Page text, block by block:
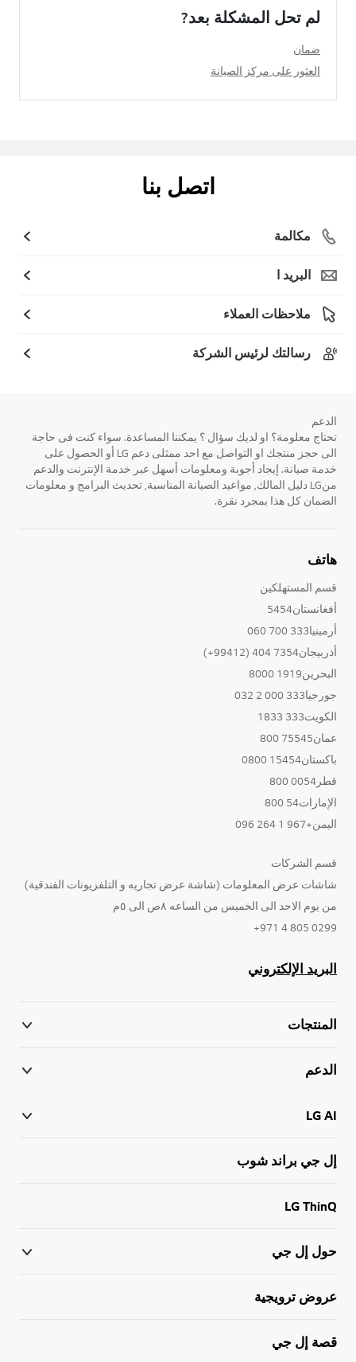
لم تحل المشكلة بعد?
ضمان
العثور على مركز الصيانة
اتصل بنا
مكالمة
البريد ا
ملاحظات العملاء
رسالتك لرئيس الشركة
الدعم
تحتاج معلومة؟ او لديك سؤال ؟ يمكننا المساعدة. سواء كنت فى حاجة
الى حجز منتجك او التواصل مع احد ممثلى دعم LG أو الحصول على
خدمة صيانة. إيجاد أجوبة ومعلومات أسهل عبر خدمة الإنترنت والدعم
منLG دليل المالك, مواعيد الصيانة المناسبة, تحديث البرامج و معلومات
الضمان كل هذا بمجرد نقرة.
هاتف
قسم المستهلكين
أفغانستان5454
أرمينيا333 700 060
أذربيجان7354 404 (99412+)
البحرين1919 8000
جورجيا333 000 2 032
الكويت333 1833
عمان75545 800
باكستان15454 0800
قطر0054 800
الإمارات54 800
اليمن+967 1 264 096
قسم الشركات
شاشات عرض المعلومات (شاشة عرض تجاريه و التلفزيونات الفندقية)
من يوم الاحد الى الخميس من الساعه ٨ص الى ٥م
0299 805 4 971+
البريد الإلكتروني
المنتجات
الدعم
LG AI
إل جي براند شوب
LG ThinQ
حول إل جي
عروض ترويجية
قصة إل جي